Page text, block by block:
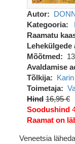
Autor
Kategooria
Raamatu
Lehekülgede
Mõõtmed
Avaldamise
Tõlkija
Toimetaja
Hind 16,95 €
Soodushind
Raamat on
Veneetsia